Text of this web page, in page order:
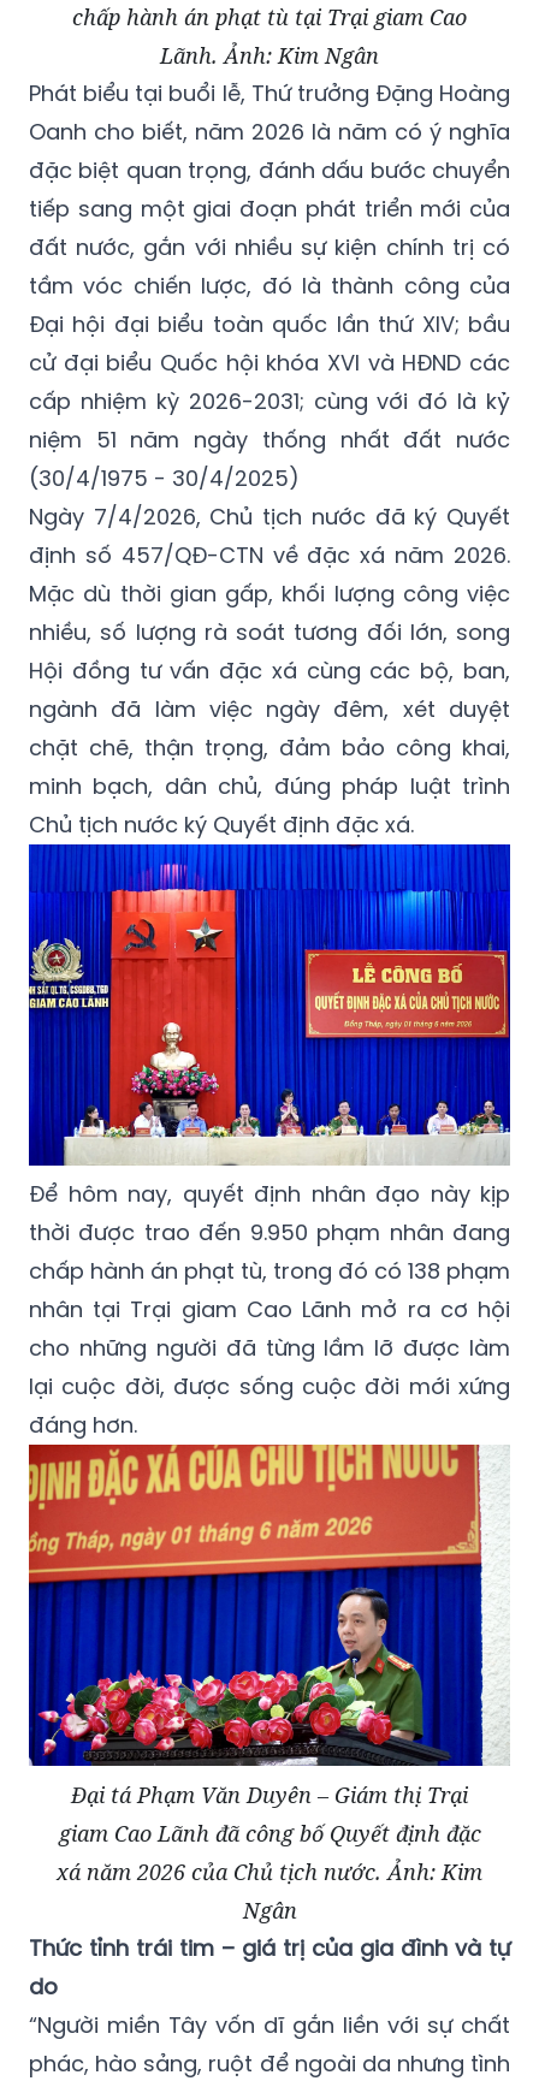
chấp hành án phạt tù tại Trại giam Cao
Lãnh. Ảnh: Kim Ngân
Phát biểu tại buổi lễ, Thứ trưởng Đặng Hoàng
Oanh cho biết, năm 2026 là năm có ý nghĩa
đặc biệt quan trọng, đánh dấu bước chuyển
tiếp sang một giai đoạn phát triển mới của
đất nước, gắn với nhiều sự kiện chính trị có
tầm vóc chiến lược, đó là thành công của
Đại hội đại biểu toàn quốc lần thứ XIV; bầu
cử đại biểu Quốc hội khóa XVI và HĐND các
cấp nhiệm kỳ 2026-2031; cùng với đó là kỷ
niệm 51 năm ngày thống nhất đất nước
(30/4/1975 - 30/4/2025)
Ngày 7/4/2026, Chủ tịch nước đã ký Quyết
định số 457/QĐ-CTN về đặc xá năm 2026.
Mặc dù thời gian gấp, khối lượng công việc
nhiều, số lượng rà soát tương đối lớn, song
Hội đồng tư vấn đặc xá cùng các bộ, ban,
ngành đã làm việc ngày đêm, xét duyệt
chặt chẽ, thận trọng, đảm bảo công khai,
minh bạch, dân chủ, đúng pháp luật trình
Chủ tịch nước ký Quyết định đặc xá.
Để hôm nay, quyết định nhân đạo này kịp
thời được trao đến 9.950 phạm nhân đang
chấp hành án phạt tù, trong đó có 138 phạm
nhân tại Trại giam Cao Lãnh mở ra cơ hội
cho những người đã từng lầm lỡ được làm
lại cuộc đời, được sống cuộc đời mới xứng
đáng hơn.
Đại tá Phạm Văn Duyên – Giám thị Trại
giam Cao Lãnh đã công bố Quyết định đặc
xá năm 2026 của Chủ tịch nước. Ảnh: Kim
Ngân
Thức tỉnh trái tim – giá trị của gia đình và tự
do
“Người miền Tây vốn dĩ gắn liền với sự chất
phác, hào sảng, ruột để ngoài da nhưng tình